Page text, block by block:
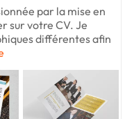
par la mise en
sur votre CV. Je
différentes afin